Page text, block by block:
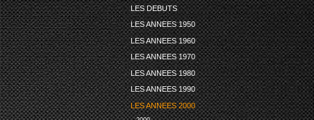
LES DEBUTS
LES ANNEES 1950
LES ANNEES 1960
LES ANNEES 1970
LES ANNEES 1980
LES ANNEES 1990
LES ANNEES 2000